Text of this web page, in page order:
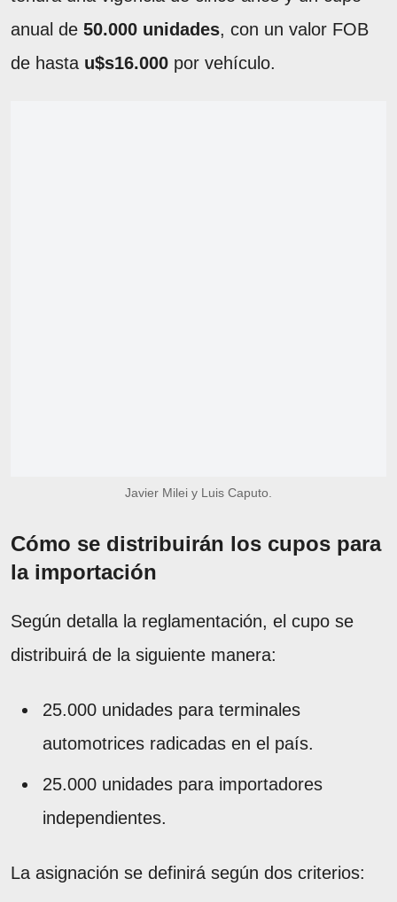
anual de 50.000 unidades, con un valor FOB
de hasta u$s16.000 por vehículo.
Javier Milei y Luis Caputo.
Cómo se distribuirán los cupos para
la importación
Según detalla la reglamentación, el cupo se
distribuirá de la siguiente manera:
25.000 unidades para terminales
automotrices radicadas en el país.
25.000 unidades para importadores
independientes.
La asignación se definirá según dos criterios: